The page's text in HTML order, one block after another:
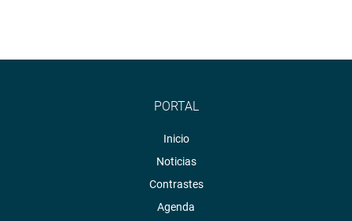
PORTAL
Inicio
Noticias
Contrastes
Agenda